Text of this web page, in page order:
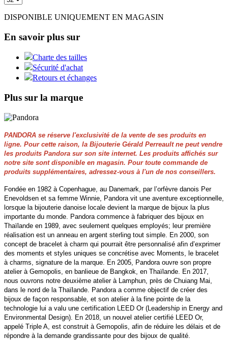
DISPONIBLE UNIQUEMENT EN MAGASIN
En savoir plus sur
Charte des tailles
Sécurité d'achat
Retours et échanges
Plus sur la marque
PANDORA se réserve l'exclusivité de la vente de ses produits en
ligne. Pour cette raison, la Bijouterie Gérald Perreault ne peut vendre
les produits Pandora sur son site internet. Les produits affichés sur
notre site sont disponible en magasin. Pour toute commande de
produits supplémentaires, adressez-vous à l'un de nos conseillers.
Fondée en 1982 à Copenhague, au Danemark, par l’orfèvre danois Per
Enevoldsen et sa femme Winnie, Pandora vit une aventure exceptionnelle,
lorsque la bijouterie danoise locale devient la marque de bijoux la plus
importante du monde. Pandora commence à fabriquer des bijoux en
Thaïlande en 1989, avec seulement quelques employés; leur première
réalisation est un anneau en argent sterling tout simple. En 2000, son
concept de bracelet à charm qui pourrait être personnalisé afin d’exprimer
des moments et styles uniques se concrétise avec Moments, le bracelet
à charms, signature de la marque. En 2005, Pandora ouvre son propre
atelier à Gemopolis, en banlieue de Bangkok, en Thaïlande. En 2017,
nous ouvrons notre deuxième atelier à Lamphun, près de Chuiang Mai,
dans le nord de la Thaïlande. Pandora a comme objectif de créer des
bijoux de façon responsable, et son atelier à la fine pointe de la
technologie lui a valu une certification LEED Or (Leadership in Energy and
Environmental Design). En 2018, un nouvel atelier certifié LEED Or,
appelé Triple A, est construit à Gemopolis, afin de réduire les délais et de
répondre à la demande grandissante pour des bijoux de qualité.